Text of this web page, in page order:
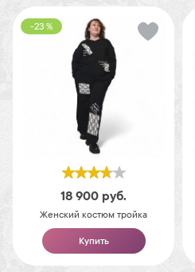
-23 %
18 900 руб.
Женский костюм тройка
Купить